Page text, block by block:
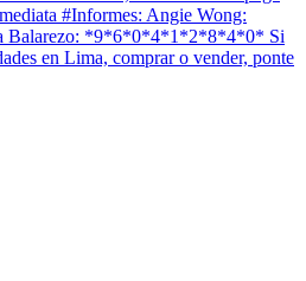
#Informes: Angie Wong:
*9*6*0*4*1*2*8*4*0* Si
en Lima, comprar o vender, ponte